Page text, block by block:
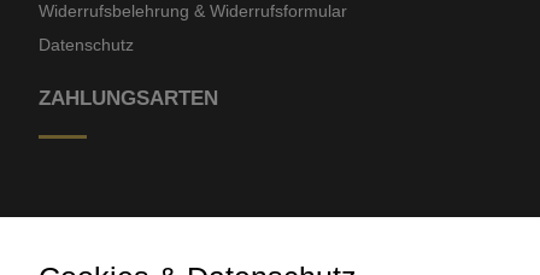
Widerrufsbelehrung & Widerrufsformular
Datenschutz
ZAHLUNGSARTEN